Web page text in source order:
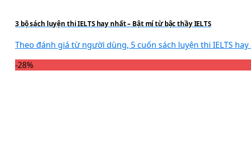
3 bộ sách luyện thi IELTS hay nhất – Bật mí từ bậc thầy IELTS
Theo đánh giá từ người dùng, 5 cuốn sách luyện thi IELTS
-28%